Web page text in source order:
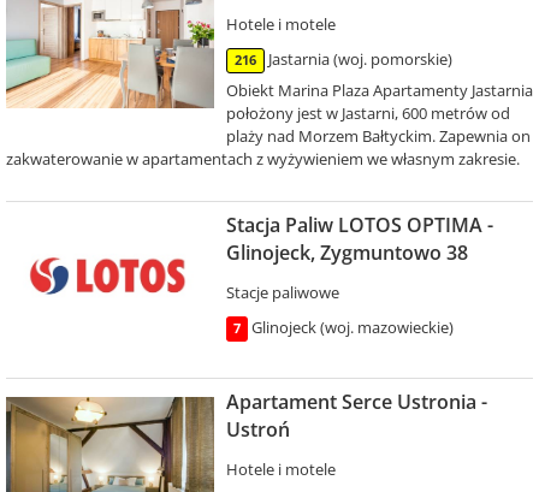
Hotele i motele
216
Jastarnia (woj. pomorskie)
Obiekt Marina Plaza Apartamenty Jastarnia
położony jest w Jastarni, 600 metrów od
plaży nad Morzem Bałtyckim. Zapewnia on
zakwaterowanie w apartamentach z wyżywieniem we własnym zakresie.
Stacja Paliw LOTOS OPTIMA -
Glinojeck, Zygmuntowo 38
Stacje paliwowe
7 Glinojeck (woj. mazowieckie)
Apartament Serce Ustronia -
Ustroń
Hotele i motele